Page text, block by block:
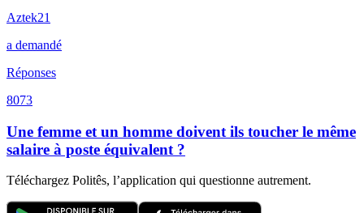
Aztek21
a demandé
Réponses
8073
Une femme et un homme doivent ils toucher le même
salaire à poste équivalent ?
Téléchargez Politês, l’application qui questionne autrement.